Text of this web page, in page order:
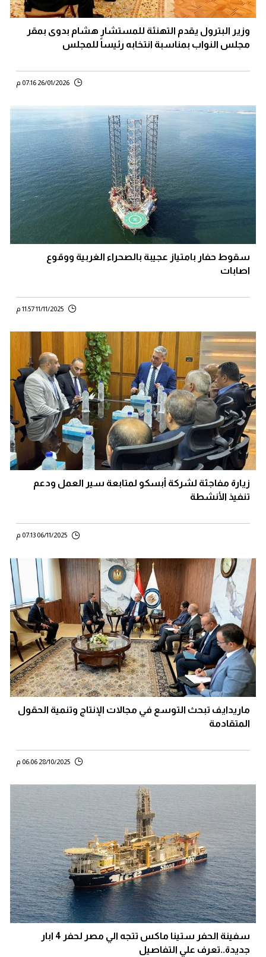
وزير البترول يقدم التهنئة للمستشار هشام بدوى بمقر
مجلس النواب بمناسبة انتخابه رئيساً للمجلس
26/01/2026 07:16 م
سقوط حفار بامتياز عجيبة بالصحراء الغربية ووقوع
اصابات
11/11/2025 11:57 م
زيارة مفاجئة لشركة أبسكو لمتابعة سير العمل ودعم
تنفيذ الأنشطة
06/11/2025 07:13 م
ماريدايف تبحث التوسع في مجالات الإنتاج وتنمية الحقول
المتقادمة
28/10/2025 06:06 م
سفينة الحفر ستينا ماكس تتجه الي مصر لحفر 4 ابار
جديدة..تعرف علي التفاصيل